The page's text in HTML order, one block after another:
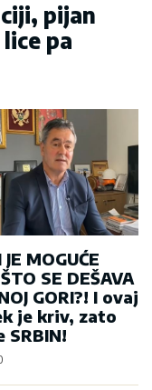
pijan
pa
MOGUĆE
SE DEŠAVA
GORI?! I ovaj
je kriv, zato
SRBIN!